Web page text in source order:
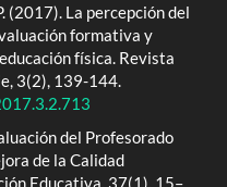
(2017). La percepción del
formativa y
física. Revista
3(2), 139-144.
del Profesorado
de la Calidad
Educativa, 37(1), 15–